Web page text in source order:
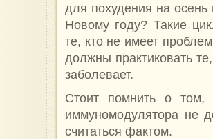
для похудения на осень
Новому году? Такие
те, кто не имеет
должны практиковать
заболевает.
Стоит помнить о том,
иммуномодулятора не
считаться фактом.